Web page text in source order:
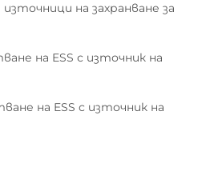
на захранване за
на ESS с източник на
на ESS с източник на